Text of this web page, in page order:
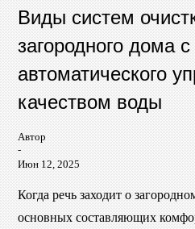
Виды систем
загородного дома
автоматического
качеством воды
Автор
-
Июн 12, 2025
Когда речь заходит о
основных составляющих